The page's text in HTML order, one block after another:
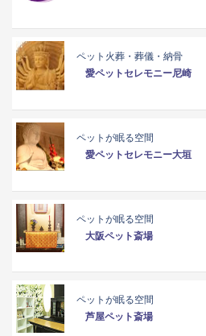
ペット火葬・葬儀・納骨
愛ペットセレモニー尼崎
ペットが眠る空間
愛ペットセレモニー大垣
ペットが眠る空間
大阪ペット斎場
ペットが眠る空間
芦屋ペット斎場